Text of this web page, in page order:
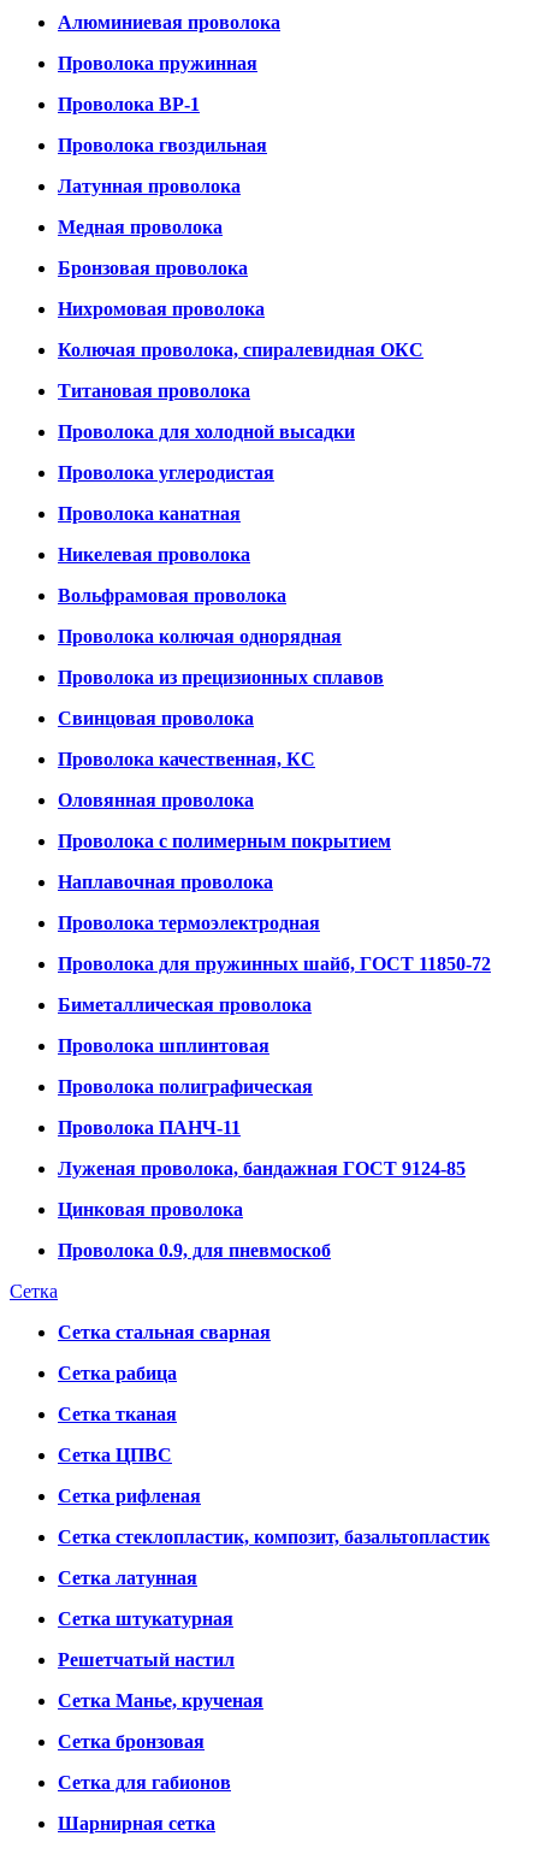
Алюминиевая проволока
Проволока пружинная
Проволока ВР-1
Проволока гвоздильная
Латунная проволока
Медная проволока
Бронзовая проволока
Нихромовая проволока
Колючая проволока, спиралевидная ОКС
Титановая проволока
Проволока для холодной высадки
Проволока углеродистая
Проволока канатная
Никелевая проволока
Вольфрамовая проволока
Проволока колючая однорядная
Проволока из прецизионных сплавов
Свинцовая проволока
Проволока качественная, КС
Оловянная проволока
Проволока с полимерным покрытием
Наплавочная проволока
Проволока термоэлектродная
Проволока для пружинных шайб, ГОСТ 11850-72
Биметаллическая проволока
Проволока шплинтовая
Проволока полиграфическая
Проволока ПАНЧ-11
Луженая проволока, бандажная ГОСТ 9124-85
Цинковая проволока
Проволока 0.9, для пневмоскоб
Сетка
Сетка стальная сварная
Сетка рабица
Сетка тканая
Сетка ЦПВС
Сетка рифленая
Сетка стеклопластик, композит, базальтопластик
Сетка латунная
Сетка штукатурная
Решетчатый настил
Сетка Манье, крученая
Сетка бронзовая
Сетка для габионов
Шарнирная сетка